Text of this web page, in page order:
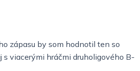
zápasu by som hodnotil ten so
viacerými hráčmi druholigového B-